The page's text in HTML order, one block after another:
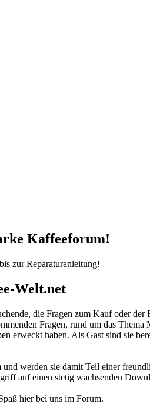
Kaffeeforum!
zur Reparaturanleitung!
Welt.net
die Fragen zum Kauf oder
Fragen, rund um das
erweckt haben. Als Gast sind sie
und werden sie damit Teil einer
auf einen stetig wachsenden
hier bei uns im Forum.